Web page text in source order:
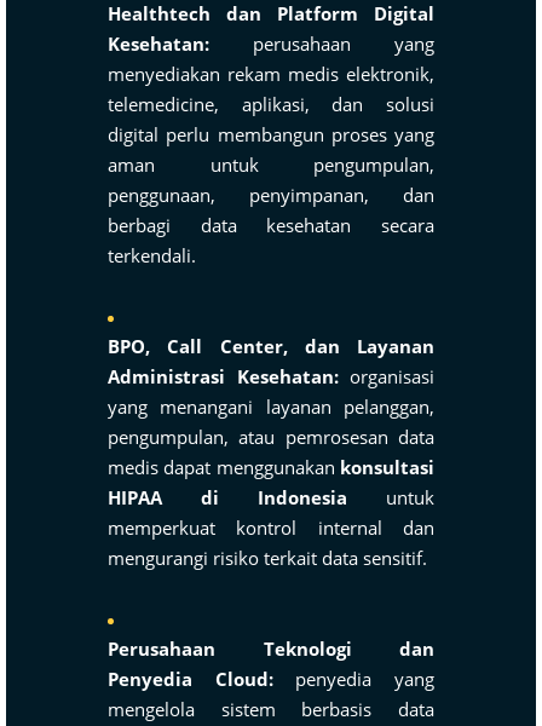
Healthtech dan Platform Digital
Kesehatan: perusahaan yang
menyediakan rekam medis elektronik,
telemedicine, aplikasi, dan solusi
digital perlu membangun proses yang
aman untuk pengumpulan,
penggunaan, penyimpanan, dan
berbagi data kesehatan secara
terkendali.
BPO, Call Center, dan Layanan
Administrasi Kesehatan:organisasi
yang menangani layanan pelanggan,
pengumpulan, atau pemrosesan data
medis dapat menggunakan konsultasi
HIPAA di Indonesia untuk
memperkuat kontrol internal dan
mengurangi risiko terkait data sensitif.
Perusahaan Teknologi dan
Penyedia Cloud:penyedia yang
mengelola sistem berbasis data